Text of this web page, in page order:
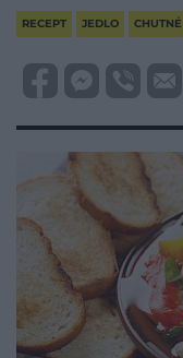
RECEPT JEDLO CHUTNÉ